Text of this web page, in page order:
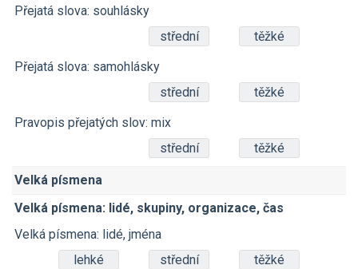
Přejatá slova: souhlásky
střední
těžké
Přejatá slova: samohlásky
střední
těžké
Pravopis přejatých slov: mix
střední
těžké
Velká písmena
Velká písmena: lidé, skupiny, organizace, čas
Velká písmena: lidé, jména
lehké
střední těžké